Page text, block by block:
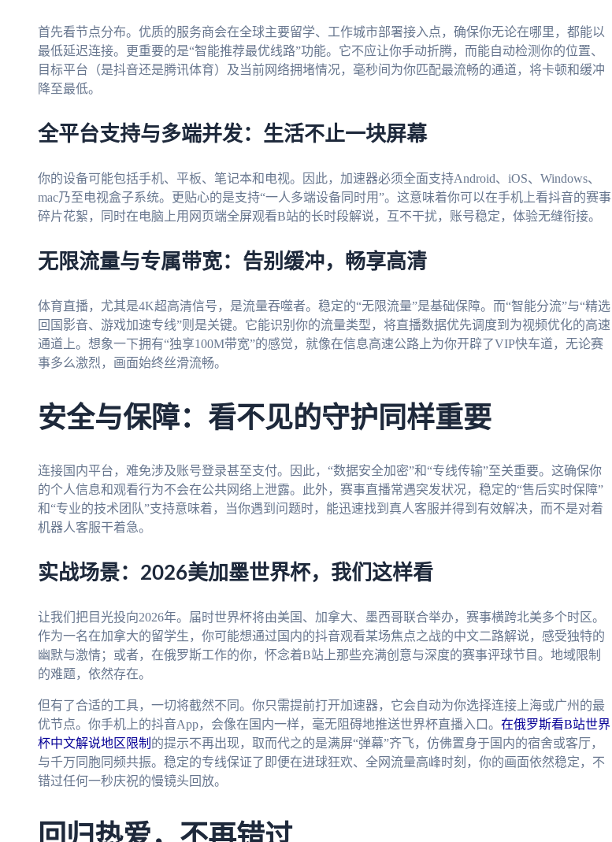
首先看节点分布。优质的服务商会在全球主要留学、工作城市部署接入点，确保你无论在哪里，都能以
最低延迟连接。更重要的是“智能推荐最优线路”功能。它不应让你手动折腾，而能自动检测你的位置、
目标平台（是抖音还是腾讯体育）及当前网络拥堵情况，毫秒间为你匹配最流畅的通道，将卡顿和缓冲
降至最低。
全平台支持与多端并发：生活不止一块屏幕
你的设备可能包括手机、平板、笔记本和电视。因此，加速器必须全面支持Android、iOS、Windows、
mac乃至电视盒子系统。更贴心的是支持“一人多端设备同时用”。这意味着你可以在手机上看抖音的赛事
碎片花絮，同时在电脑上用网页端全屏观看B站的长时段解说，互不干扰，账号稳定，体验无缝衔接。
无限流量与专属带宽：告别缓冲，畅享高清
体育直播，尤其是4K超高清信号，是流量吞噬者。稳定的“无限流量”是基础保障。而“智能分流”与“精选
回国影音、游戏加速专线”则是关键。它能识别你的流量类型，将直播数据优先调度到为视频优化的高速
通道上。想象一下拥有“独享100M带宽”的感觉，就像在信息高速公路上为你开辟了VIP快车道，无论赛
事多么激烈，画面始终丝滑流畅。
安全与保障：看不见的守护同样重要
连接国内平台，难免涉及账号登录甚至支付。因此，“数据安全加密”和“专线传输”至关重要。这确保你
的个人信息和观看行为不会在公共网络上泄露。此外，赛事直播常遇突发状况，稳定的“售后实时保障”
和“专业的技术团队”支持意味着，当你遇到问题时，能迅速找到真人客服并得到有效解决，而不是对着
机器人客服干着急。
实战场景：2026美加墨世界杯，我们这样看
让我们把目光投向2026年。届时世界杯将由美国、加拿大、墨西哥联合举办，赛事横跨北美多个时区。
作为一名在加拿大的留学生，你可能想通过国内的抖音观看某场焦点之战的中文二路解说，感受独特的
幽默与激情；或者，在俄罗斯工作的你，怀念着B站上那些充满创意与深度的赛事评球节目。地域限制
的难题，依然存在。
但有了合适的工具，一切将截然不同。你只需提前打开加速器，它会自动为你选择连接上海或广州的最
优节点。你手机上的抖音App，会像在国内一样，毫无阻碍地推送世界杯直播入口。 在俄罗斯看B站世界
杯中文解说地区限制 的提示不再出现，取而代之的是满屏“弹幕”齐飞，仿佛置身于国内的宿舍或客厅，
与千万同胞同频共振。稳定的专线保证了即便在进球狂欢、全网流量高峰时刻，你的画面依然稳定，不
错过任何一秒庆祝的慢镜头回放。